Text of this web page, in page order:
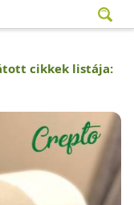
cikkek listája: